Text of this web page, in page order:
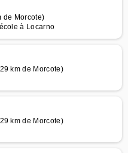
de Morcote)
à Locarno
km de Morcote)
km de Morcote)